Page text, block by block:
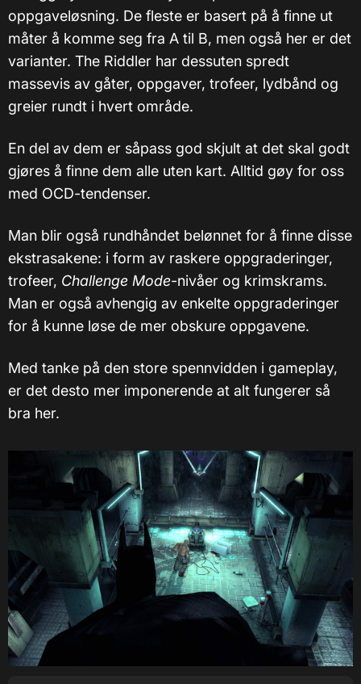
oppgaveløsning. De fleste er basert på å finne ut
måter å komme seg fra A til B, men også her er det
varianter. The Riddler har dessuten spredt
massevis av gåter, oppgaver, trofeer, lydbånd og
greier rundt i hvert område.
En del av dem er såpass god skjult at det skal godt
gjøres å finne dem alle uten kart. Alltid gøy for oss
med OCD-tendenser.
Man blir også rundhåndet belønnet for å finne disse
ekstrasakene: i form av raskere oppgraderinger,
trofeer, Challenge Mode-nivåer og krimskrams.
Man er også avhengig av enkelte oppgraderinger
for å kunne løse de mer obskure oppgavene.
Med tanke på den store spennvidden i gameplay,
er det desto mer imponerende at alt fungerer så
bra her.